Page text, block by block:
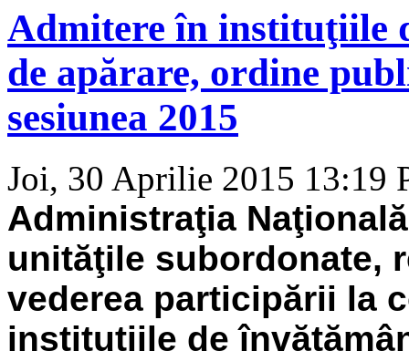
Admitere în instituţiile
de apărare, ordine
sesiunea 2015
Joi, 30 Aprilie 2015 13:19
Administraţia
unităţile subordonate,
vederea participării la
instituţiile de